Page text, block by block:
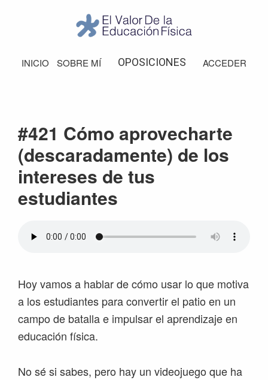
navegación
principal
barra
Valor
de
INICIO SOBRE MÍ OPOSICIONES ACCEDER
#421 Cómo aprovecharte
(descaradamente) de los
intereses de tus
estudiantes
Hoy vamos a hablar de cómo usar lo que motiva
a los estudiantes para convertir el patio en un
campo de batalla e impulsar el aprendizaje en
educación física.
No sé si sabes, pero hay un videojuego que ha